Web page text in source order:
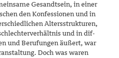
Gesandtsein, in einer
den Konfessionen und in
Alters­strukturen,
und in dif­
und Berufungen äußert, war
Doch was waren